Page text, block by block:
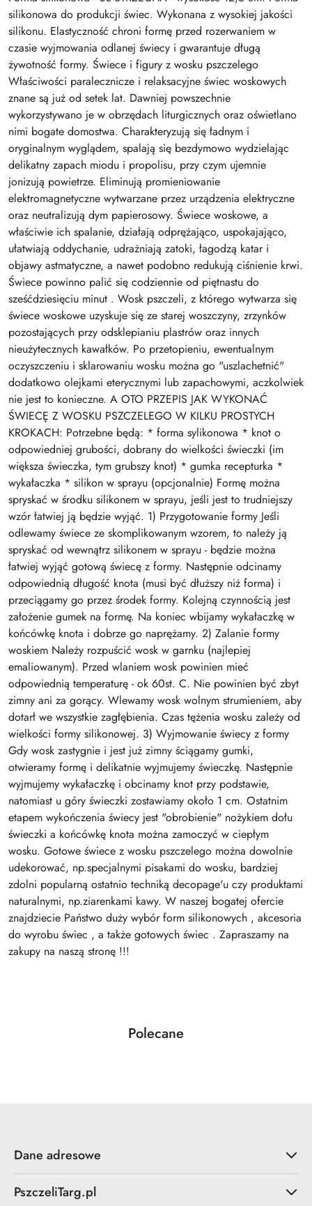
silikonowa do produkcji świec. Wykonana z wysokiej jakości
silikonu. Elastyczność chroni formę przed rozerwaniem w
czasie wyjmowania odlanej świecy i gwarantuje długą
żywotność formy. Świece i figury z wosku pszczelego
Właściwości paralecznicze i relaksacyjne świec woskowych
znane są już od setek lat. Dawniej powszechnie
wykorzystywano je w obrzędach liturgicznych oraz oświetlano
nimi bogate domostwa. Charakteryzują się ładnym i
oryginalnym wyglądem, spalają się bezdymowo wydzielając
delikatny zapach miodu i propolisu, przy czym ujemnie
jonizują powietrze. Eliminują promieniowanie
elektromagnetyczne wytwarzane przez urządzenia elektryczne
oraz neutralizują dym papierosowy. Świece woskowe, a
właściwie ich spalanie, działają odprężająco, uspokajająco,
ułatwiają oddychanie, udrażniają zatoki, łagodzą katar i
objawy astmatyczne, a nawet podobno redukują ciśnienie krwi.
Świece powinno palić się codziennie od piętnastu do
sześćdziesięciu minut . Wosk pszczeli, z którego wytwarza się
świece woskowe uzyskuje się ze starej woszczyny, zrzynków
pozostających przy odsklepianiu plastrów oraz innych
nieużytecznych kawałków. Po przetopieniu, ewentualnym
oczyszczeniu i sklarowaniu wosku można go "uszlachetnić"
dodatkowo olejkami eterycznymi lub zapachowymi, aczkolwiek
nie jest to konieczne. A OTO PRZEPIS JAK WYKONAĆ
ŚWIECĘ Z WOSKU PSZCZELEGO W KILKU PROSTYCH
KROKACH: Potrzebne będą: * forma sylikonowa * knot o
odpowiedniej grubości, dobrany do wielkości świeczki (im
większa świeczka, tym grubszy knot) * gumka recepturka *
wykałaczka * silikon w sprayu (opcjonalnie) Formę można
spryskać w środku silikonem w sprayu, jeśli jest to trudniejszy
wzór łatwiej ją będzie wyjąć. 1) Przygotowanie formy Jeśli
odlewamy świece ze skomplikowanym wzorem, to należy ją
spryskać od wewnątrz silikonem w sprayu - będzie można
łatwiej wyjąć gotową świecę z formy. Następnie odcinamy
odpowiednią długość knota (musi być dłuższy niż forma) i
przeciągamy go przez środek formy. Kolejną czynnością jest
założenie gumek na formę. Na koniec wbijamy wykałaczkę w
końcówkę knota i dobrze go naprężamy. 2) Zalanie formy
woskiem Należy rozpuścić wosk w garnku (najlepiej
emaliowanym). Przed wlaniem wosk powinien mieć
odpowiednią temperaturę - ok 60st. C. Nie powinien być zbyt
zimny ani za gorący. Wlewamy wosk wolnym strumieniem, aby
dotarł we wszystkie zagłębienia. Czas tężenia wosku zależy od
wielkości formy silikonowej. 3) Wyjmowanie świecy z formy
Gdy wosk zastygnie i jest już zimny ściągamy gumki,
otwieramy formę i delikatnie wyjmujemy świeczkę. Następnie
wyjmujemy wykałaczkę i obcinamy knot przy podstawie,
natomiast u góry świeczki zostawiamy około 1 cm. Ostatnim
etapem wykończenia świecy jest "obrobienie" nożykiem dołu
świeczki a końcówkę knota można zamoczyć w ciepłym
wosku. Gotowe świece z wosku pszczelego można dowolnie
udekorować, np.specjalnymi pisakami do wosku, bardziej
zdolni popularną ostatnio techniką decopage'u czy produktami
naturalnymi, np.ziarenkami kawy. W naszej bogatej ofercie
znajdziecie Państwo duży wybór form silikonowych , akcesoria
do wyrobu świec , a także gotowych świec . Zapraszamy na
zakupy na naszą stronę !!!
Pomiń karuzelę produktów
Produkty
Polecane
Dane adresowe
PszczeliTarg.pl